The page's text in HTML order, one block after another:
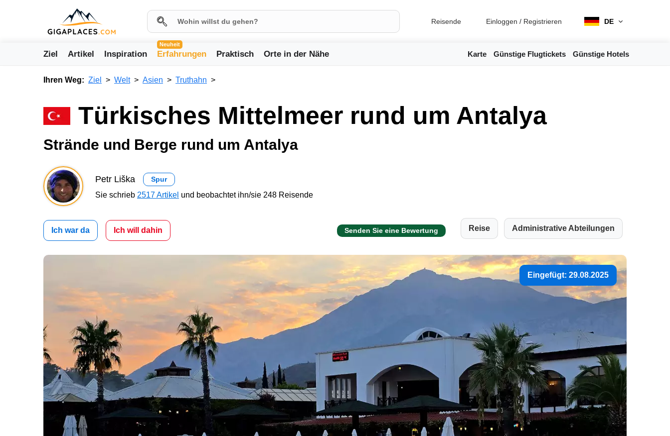
Reisende Einloggen / Registrieren DE
Ziel Artikel Inspiration
Neuheit
Erfahrungen Praktisch Orte in der Nähe Karte Günstige Flugtickets Günstige Hotels
Ihren Weg: Ziel Welt Asien Truthahn
Türkisches Mittelmeer rund um Antalya
Strände und Berge rund um Antalya
Petr Liška Spur
Sie schrieb 2517 Artikel und beobachtet ihn/sie 248 Reisende
Ich war da Ich will dahin Senden Sie eine Bewertung Reise Administrative Abteilungen
Eingefügt: 29.08.2025